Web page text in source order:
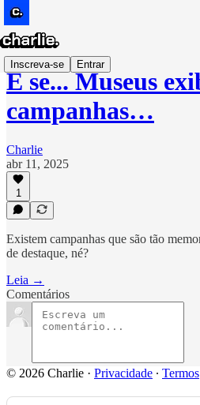
Inscreva-se Entrar
E se... Museus
campanhas…
Charlie
abr 11, 2025
1
Existem campanhas que são tão
de destaque, né?
Leia →
Comentários
© 2026 Charlie · Privacidade ∙ Termos